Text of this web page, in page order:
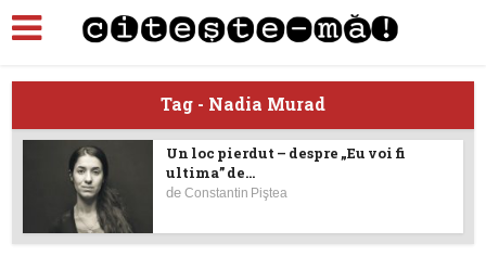
Tag - Nadia Murad
Un loc pierdut – despre „Eu voi fi
ultima” de...
deConstantin Piştea